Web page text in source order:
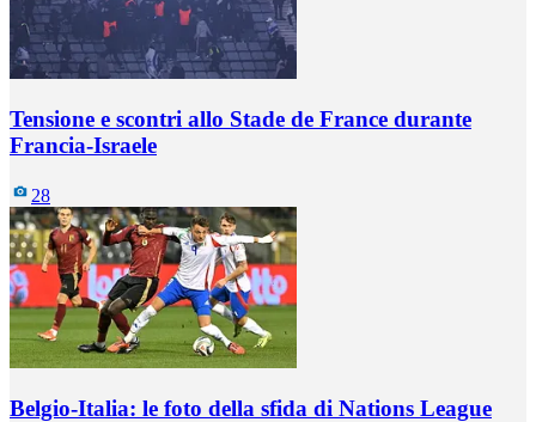
Tensione e scontri allo Stade de France durante
Francia-Israele
28
Belgio-Italia: le foto della sfida di Nations League